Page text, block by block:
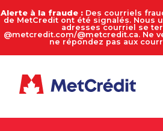
Alerte à la fraude : Des courriels
de MetCredit ont été signalés. Nous
adresses courriel se
@metcredit.com/@metcredit.ca. Ne
ne répondez pas aux